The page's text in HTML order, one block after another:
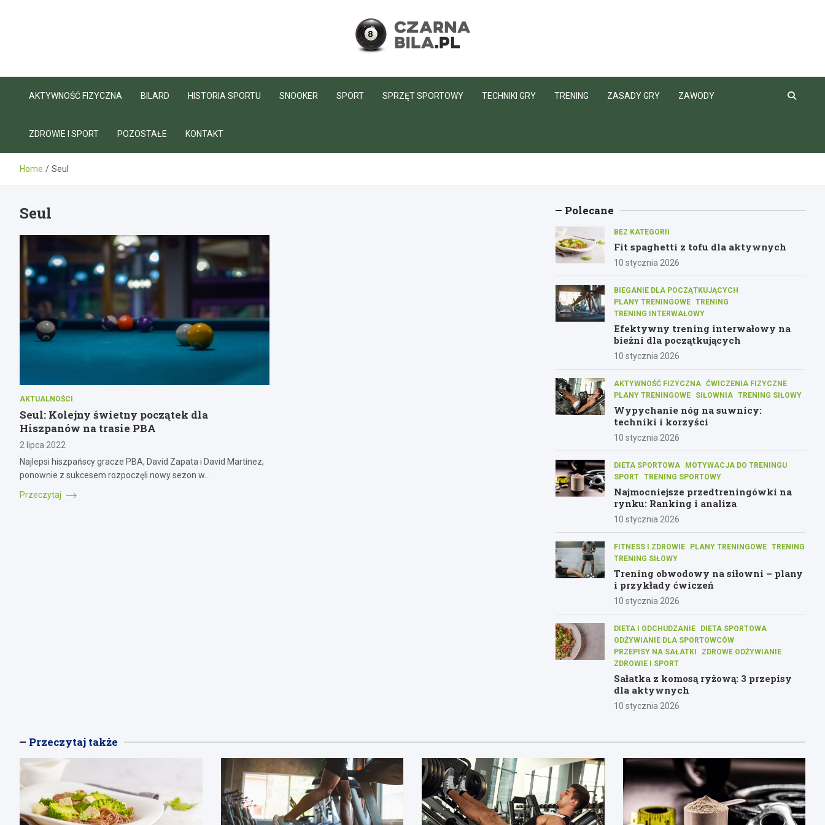
CzarnaBila.pl
AKTYWNOŚĆ FIZYCZNA BILARD HISTORIA SPORTU SNOOKER SPORT SPRZĘT SPORTOWY TECHNIKI GRY TRENING ZASADY GRY ZAWODY
ZDROWIE I SPORT POZOSTAŁE KONTAKT
Home Seul
Seul
AKTUALNOŚCI
Seul: Kolejny świetny początek dla
Hiszpanów na trasie PBA
2 lipca 2022
Najlepsi hiszpańscy gracze PBA, David Zapata i David Martinez,
ponownie z sukcesem rozpoczęli nowy sezon w…
Przeczytaj
Polecane
BEZ KATEGORII
Fit spaghetti z tofu dla aktywnych
10 stycznia 2026
BIEGANIE DLA POCZĄTKUJĄCYCH
PLANY TRENINGOWE TRENING
TRENING INTERWAŁOWY
Efektywny trening interwałowy na
bieżni dla początkujących
10 stycznia 2026
AKTYWNOŚĆ FIZYCZNA ĆWICZENIA FIZYCZNE
PLANY TRENINGOWE
SIŁOWNIA TRENING SIŁOWY
Wypychanie nóg na suwnicy:
techniki i korzyści
10 stycznia 2026
DIETA SPORTOWA
MOTYWACJA DO TRENINGU
SPORT TRENING SPORTOWY
Najmocniejsze przedtreningówki na
rynku: Ranking i analiza
10 stycznia 2026
FITNESS I ZDROWIE PLANY TRENINGOWE TRENING
TRENING SIŁOWY
Trening obwodowy na siłowni – plany
i przykłady ćwiczeń
10 stycznia 2026
DIETA I ODCHUDZANIE
DIETA SPORTOWA
ODŻYWIANIE DLA SPORTOWCÓW
PRZEPISY NA SAŁATKI
ZDROWE ODŻYWIANIE
ZDROWIE I SPORT
Sałatka z komosą ryżową: 3 przepisy
dla aktywnych
10 stycznia 2026
Przeczytaj także